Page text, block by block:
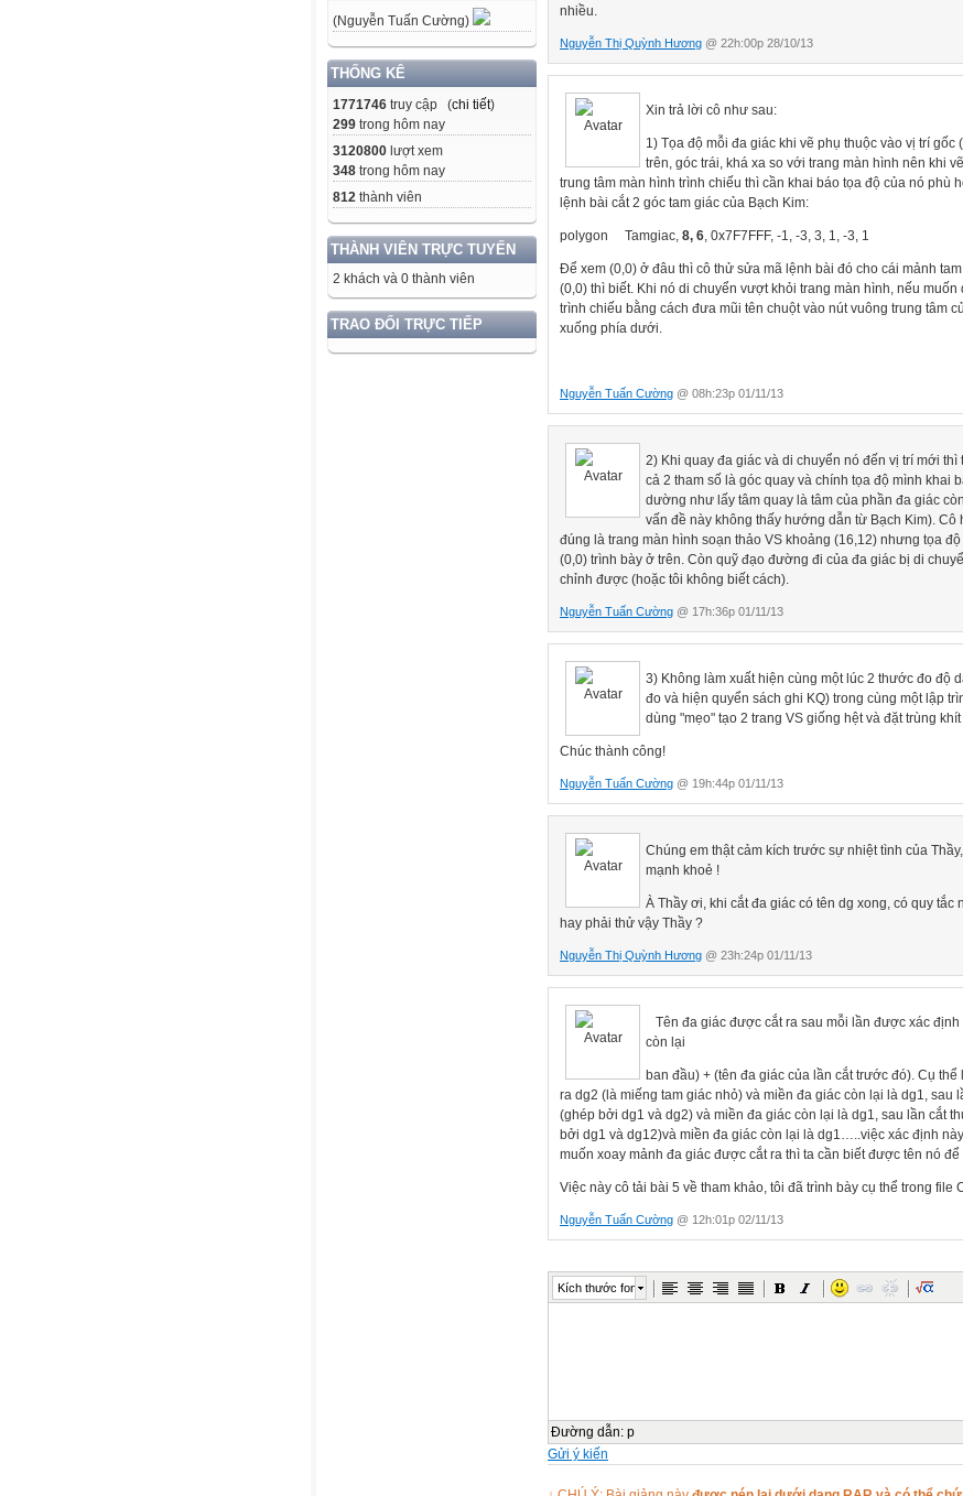
(Nguyễn Tuấn Cường)
THỐNG KÊ
1771746 truy cập (chi tiết)
299 trong hôm nay
3120800 lượt xem
348 trong hôm nay
812 thành viên
THÀNH VIÊN TRỰC TUYẾN
2 khách và 0 thành viên
TRAO ĐỔI TRỰC TIẾP
nhiều.
Nguyễn Thị Quỳnh Hương @ 22h:00p 28/10/13
Xin trả lời cô như sau:
1) Tọa độ mỗi đa giác khi vẽ phụ thuộc vào vị trí gốc
trên, góc trái, khá xa so với trang màn hình nên khi
trung tâm màn hình trình chiếu thì cần khai báo tọa độ của nó phù
lệnh bài cắt 2 góc tam giác của Bạch Kim:
polygon Tamgiac, 8, 6, 0x7F7FFF, -1, -3, 3, 1, -3, 1
Để xem (0,0) ở đâu thì cô thử sửa mã lệnh bài đó cho cái mảnh
(0,0) thì biết. Khi nó di chuyển vượt khỏi trang màn hình, nếu muốn
trình chiếu bằng cách đưa mũi tên chuột vào nút vuông trung tâm
xuống phía dưới.
Nguyễn Tuấn Cường @ 08h:23p 01/11/13
2) Khi quay đa giác và di chuyển nó đến vị trí mới
cả 2 tham số là góc quay và chính tọa độ mình khai
dường như lấy tâm quay là tâm của phần đa giác
vấn đề này không thấy hướng dẫn từ Bạch Kim). Cô
đúng là trang màn hình soạn thảo VS khoảng (16,12) nhưng tọa
(0,0) trình bày ở trên. Còn quỹ đạo đường đi của đa giác bị di
chỉnh được (hoặc tôi không biết cách).
Nguyễn Tuấn Cường @ 17h:36p 01/11/13
3) Không làm xuất hiện cùng một lúc 2 thước đo độ
đo và hiện quyển sách ghi KQ) trong cùng một lập
dùng "mẹo" tạo 2 trang VS giống hệt và đặt trùng
Chúc thành công!
Nguyễn Tuấn Cường @ 19h:44p 01/11/13
Chúng em thật cảm kích trước sự nhiệt tình của
mạnh khoẻ !
À Thầy ơi, khi cắt đa giác có tên dg xong, có quy tắc
hay phải thử vậy Thầy ?
Nguyễn Thị Quỳnh Hương @ 23h:24p 01/11/13
Tên đa giác được cắt ra sau mỗi lần được xác
còn lại
ban đầu) + (tên đa giác của lần cắt trước đó). Cụ
ra dg2 (là miếng tam giác nhỏ) và miền đa giác còn lại là dg1, sau
(ghép bởi dg1 và dg2) và miền đa giác còn lại là dg1, sau lần cắt
bởi dg1 và dg12)và miền đa giác còn lại là dg1…..việc xác định
muốn xoay mảnh đa giác được cắt ra thì ta cần biết được tên nó để
Việc này cô tải bài 5 về tham khảo, tôi đã trình bày cụ thể trong file
Nguyễn Tuấn Cường @ 12h:01p 02/11/13
Kích thước font
Đường dẫn: p
Gửi ý kiến